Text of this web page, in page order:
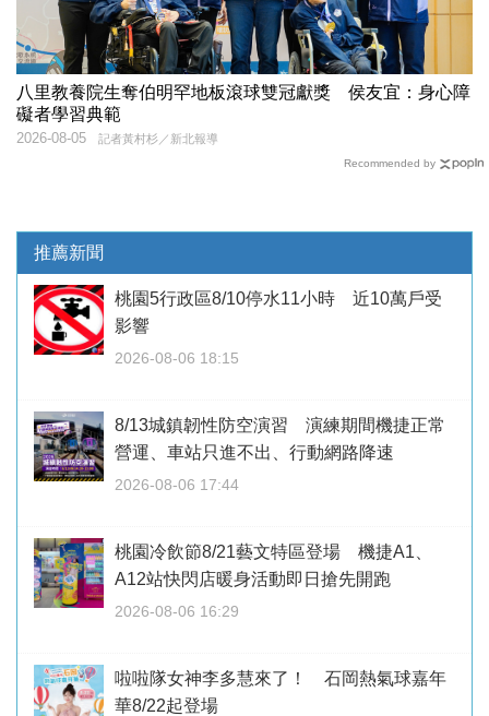
八里教養院生奪伯明罕地板滾球雙冠獻獎 侯友宜：身心障
礙者學習典範
記者黃村杉／新北報導
2026-08-05
Recommended by
推薦新聞
桃園5行政區8/10停水11小時 近10萬戶受
影響
2026-08-06 18:15
8/13城鎮韌性防空演習 演練期間機捷正常
營運、車站只進不出、行動網路降速
2026-08-06 17:44
桃園冷飲節8/21藝文特區登場 機捷A1、
A12站快閃店暖身活動即日搶先開跑
2026-08-06 16:29
啦啦隊女神李多慧來了！ 石岡熱氣球嘉年
華8/22起登場